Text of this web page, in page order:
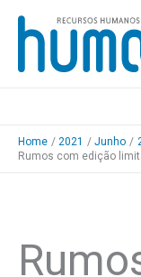
Skip
content
Home 2021 Junho
Rumos com edição